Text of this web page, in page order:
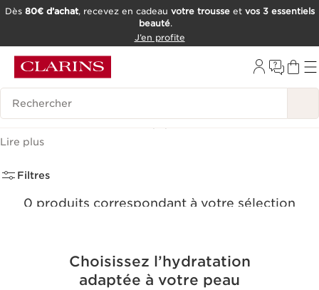
OUTIL D'ACCESSIBILITÉ
Dès 80€ d’achat, recevez en cadeau votre trousseet vos 3 essentiels
beauté.
J’en profite
Historique des recherches
Crèmes de Jour (0)
Lire plus
Filtres
0 produits correspondant à votre sélection
Choisissez l’hydratation
adaptée à votre peau